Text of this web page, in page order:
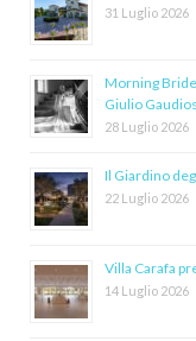
31 Luglio 2026
Morning
Giulio
28 Luglio 2026
Il Giardino
22 Luglio 2026
Villa Carafa
14 Luglio 2026